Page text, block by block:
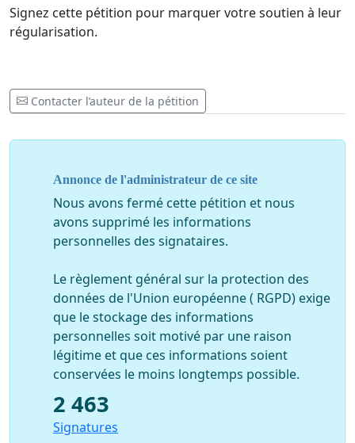
Signez cette pétition pour marquer votre soutien à leur
régularisation.
Contacter l’auteur de la pétition
Annonce de l'administrateur de ce site
Nous avons fermé cette pétition et nous
avons supprimé les informations
personnelles des signataires.
Le règlement général sur la protection des
données de l'Union européenne ( RGPD) exige
que le stockage des informations
personnelles soit motivé par une raison
légitime et que ces informations soient
conservées le moins longtemps possible.
2 463
Signatures